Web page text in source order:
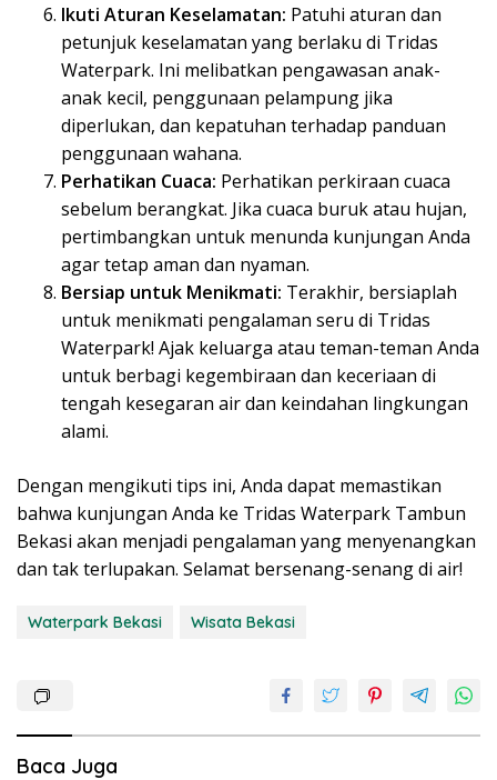
Ikuti Aturan Keselamatan: Patuhi aturan dan
petunjuk keselamatan yang berlaku di Tridas
Waterpark. Ini melibatkan pengawasan anak-
anak kecil, penggunaan pelampung jika
diperlukan, dan kepatuhan terhadap panduan
penggunaan wahana.
Perhatikan Cuaca: Perhatikan perkiraan cuaca
sebelum berangkat. Jika cuaca buruk atau hujan,
pertimbangkan untuk menunda kunjungan Anda
agar tetap aman dan nyaman.
Bersiap untuk Menikmati: Terakhir, bersiaplah
untuk menikmati pengalaman seru di Tridas
Waterpark! Ajak keluarga atau teman-teman Anda
untuk berbagi kegembiraan dan keceriaan di
tengah kesegaran air dan keindahan lingkungan
alami.
Dengan mengikuti tips ini, Anda dapat memastikan
bahwa kunjungan Anda ke Tridas Waterpark Tambun
Bekasi akan menjadi pengalaman yang menyenangkan
dan tak terlupakan. Selamat bersenang-senang di air!
Waterpark Bekasi Wisata Bekasi
Baca Juga